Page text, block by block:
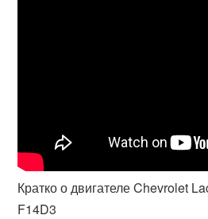
Кратко о двигателе Chevrolet
F14D3